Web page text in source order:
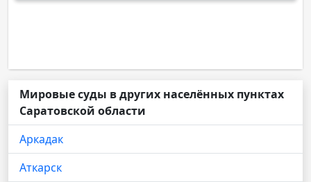
Мировые суды в других населённых пунктах
Саратовской области
Аркадак
Аткарск